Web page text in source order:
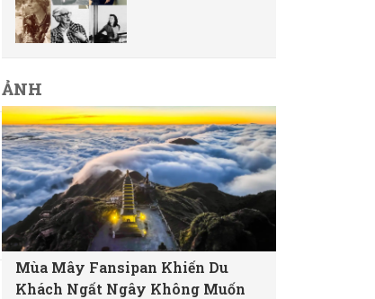
ẢNH
Mùa Mây Fansipan Khiến Du
Khách Ngất Ngây Không Muốn